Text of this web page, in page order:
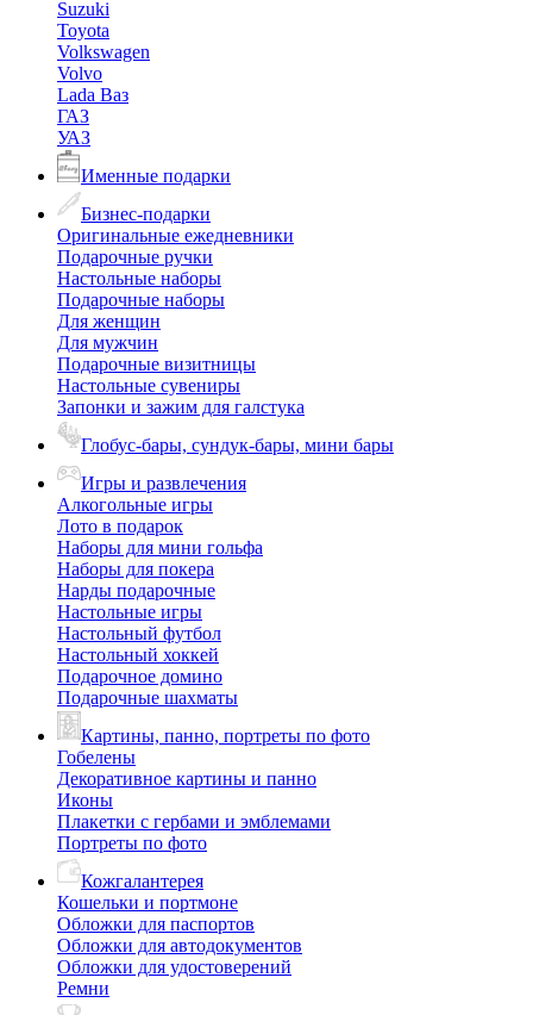
Suzuki
Toyota
Volkswagen
Volvo
Lada Ваз
ГАЗ
УАЗ
Именные подарки
Бизнес-подарки
Оригинальные ежедневники
Подарочные ручки
Настольные наборы
Подарочные наборы
Для женщин
Для мужчин
Подарочные визитницы
Настольные сувениры
Запонки и зажим для галстука
Глобус-бары, сундук-бары, мини бары
Игры и развлечения
Алкогольные игры
Лото в подарок
Наборы для мини гольфа
Наборы для покера
Нарды подарочные
Настольные игры
Настольный футбол
Настольный хоккей
Подарочное домино
Подарочные шахматы
Картины, панно, портреты по фото
Гобелены
Декоративное картины и панно
Иконы
Плакетки с гербами и эмблемами
Портреты по фото
Кожгалантерея
Кошельки и портмоне
Обложки для паспортов
Обложки для автодокументов
Обложки для удостоверений
Ремни